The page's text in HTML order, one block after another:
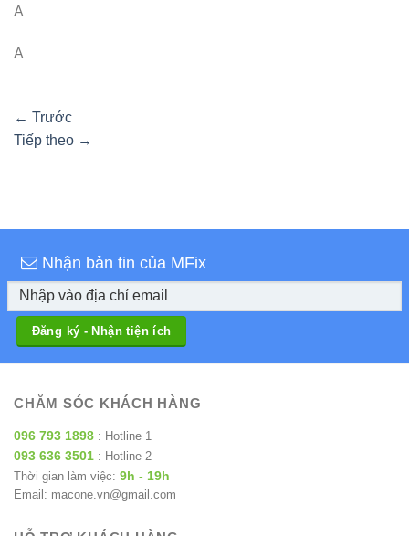
A
A
← Trước
Tiếp theo →
Nhận bản tin của MFix
CHĂM SÓC KHÁCH HÀNG
096 793 1898 : Hotline 1
093 636 3501 : Hotline 2
Thời gian làm việc: 9h - 19h
Email: macone.vn@gmail.com